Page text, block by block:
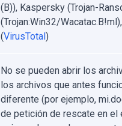
(B)), Kaspersky (Trojan-
(Trojan:Win32/
(VirusTotal)
No se pueden abrir los
los archivos que antes
diferente (por ejemplo,
de petición de rescate en